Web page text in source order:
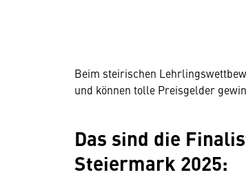
Beim steirischen
und können tolle Preisgelder
Das sind die
Steiermark 2025: